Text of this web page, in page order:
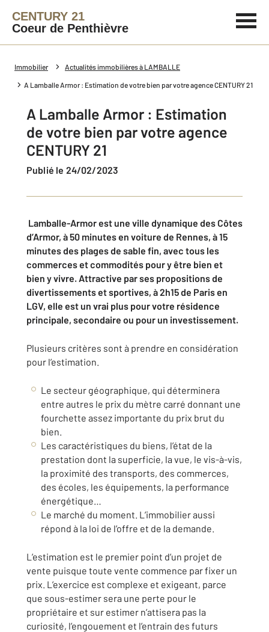
CENTURY 21
Coeur de Penthièvre
Immobilier Actualités immobilières à LAMBALLE
A Lamballe Armor : Estimation de votre bien par votre agence CENTURY 21
A Lamballe Armor : Estimation
de votre bien par votre agence
CENTURY 21
Publié le 24/02/2023
Lamballe-Armor est une ville dynamique des Côtes
d’Armor, à 50 minutes en voiture de Rennes, à 15
minutes des plages de sable fin, avec tous les
commerces et commodités pour y être bien et
bien y vivre. Attractive par ses propositions de
divertissements et sportives, à 2h15 de Paris en
LGV, elle est un vrai plus pour votre résidence
principale, secondaire ou pour un investissement.
Plusieurs critères sont à prendre en considération
pour l’estimation.
Le secteur géographique, qui déterminera
entre autres le prix du mètre carré donnant une
fourchette assez importante du prix brut du
bien.
Les caractéristiques du biens, l’état de la
prestation dont la superficie, la vue, le vis-à-vis,
la proximité des transports, des commerces,
des écoles, les équipements, la performance
énergétique…
Le marché du moment. L’immobilier aussi
répond à la loi de l’offre et de la demande.
L’estimation est le premier point d’un projet de
vente puisque toute vente commence par fixer un
prix. L’exercice est complexe et exigeant, parce
que sous-estimer sera une perte pour le
propriétaire et sur estimer n’attisera pas la
curiosité, l’engouement et l’entrain des futurs